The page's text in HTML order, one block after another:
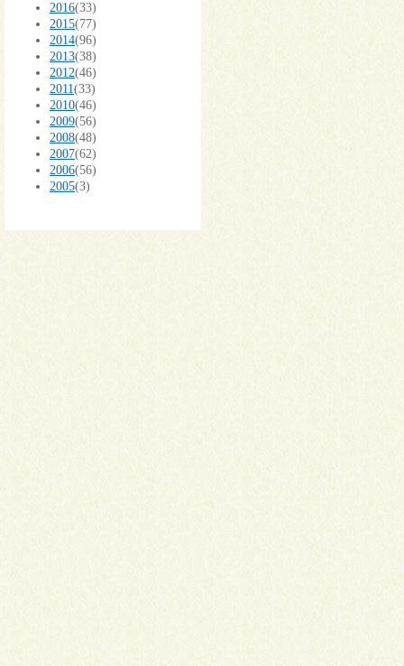
2016(33)
2015(77)
2014(96)
2013(38)
2012(46)
2011(33)
2010(46)
2009(56)
2008(48)
2007(62)
2006(56)
2005(3)